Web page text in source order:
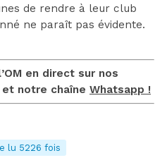
de rendre à leur club
ne paraît pas évidente.
en direct sur nos
et notre chaîne Whatsapp !
lu 5226 fois